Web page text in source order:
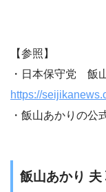
【参照】
・日本保守党 飯
https://
・飯山あかりの公
飯山あかり